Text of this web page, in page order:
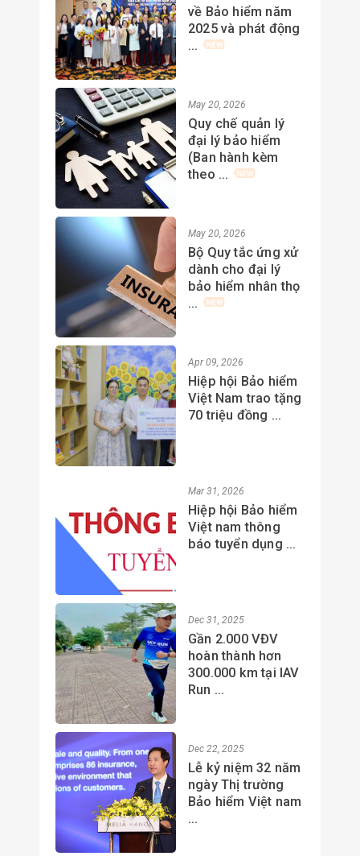
về Bảo hiểm năm
2025 và phát động
...
May 20, 2026
Quy chế quản lý
đại lý bảo hiểm
(Ban hành kèm
theo ...
May 20, 2026
Bộ Quy tắc ứng xử
dành cho đại lý
bảo hiểm nhân thọ
...
Apr 09, 2026
Hiệp hội Bảo hiểm
Việt Nam trao tặng
70 triệu đồng ...
Mar 31, 2026
Hiệp hội Bảo hiểm
Việt nam thông
báo tuyển dụng ...
Dec 31, 2025
Gần 2.000 VĐV
hoàn thành hơn
300.000 km tại IAV
Run ...
Dec 22, 2025
Lễ kỷ niệm 32 năm
ngày Thị trường
Bảo hiểm Việt nam
...